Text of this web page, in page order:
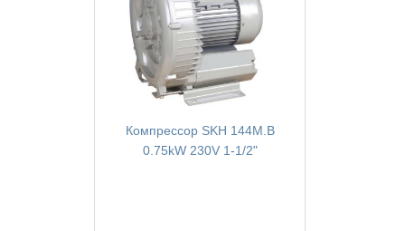
Компрессор SKH 144M.B
0.75kW 230V 1-1/2"